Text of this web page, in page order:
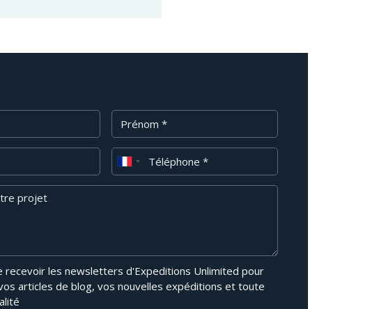
Prénom
Téléphone
recevoir les newsletters d'Expeditions Unlimited pour
articles de blog, vos nouvelles expéditions et toute